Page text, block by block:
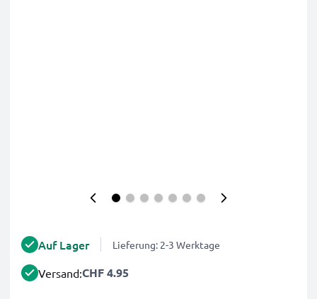
Auf Lager Lieferung: 2-3 Werktage
Versand:CHF 4.95